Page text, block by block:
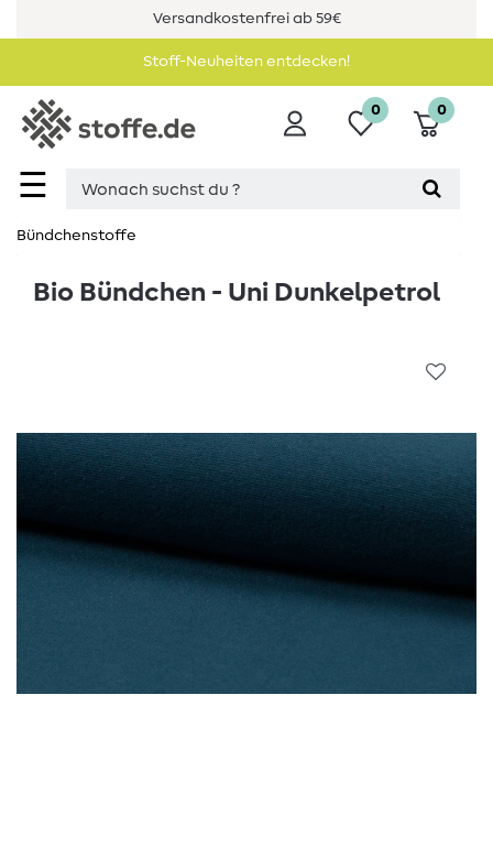
Versandkostenfrei ab 59€
Stoff-Neuheiten entdecken!
☰
0 0
Bündchenstoffe
Bio Bündchen - Uni Dunkelpetrol